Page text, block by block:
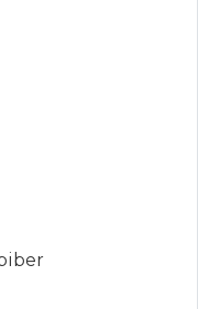
biber